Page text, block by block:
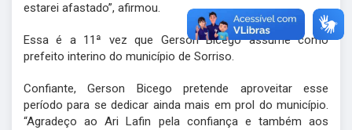
estarei afastado”, afirmou.
Essa é a 11ª vez que Gerson Bicego assume como
prefeito interino do município de Sorriso.
Confiante, Gerson Bicego pretende aproveitar esse
período para se dedicar ainda mais em prol do município.
“Agradeço ao Ari Lafin pela confiança e também aos